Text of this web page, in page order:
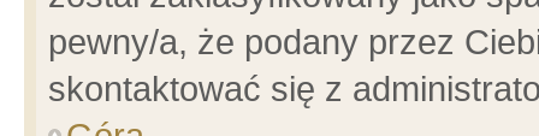
pewny/a, że podany przez
skontaktować się z